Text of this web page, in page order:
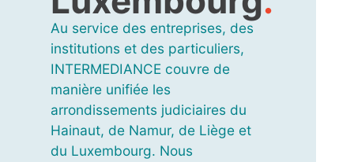
Au service des entreprises, des
institutions et des particuliers,
INTERMEDIANCE couvre de
manière unifiée les
arrondissements judiciaires du
Hainaut, de Namur, de Liège et
du Luxembourg. Nous